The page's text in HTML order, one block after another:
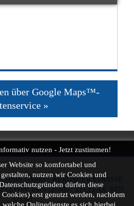
über Google Maps™-
GMBH /WERDAUER STRASSE 1
:0375 525105/TELEFAX
0375
525107
nutzen - Jetzt zustimmen!
Website so komfortabel und
nutzen wir Cookies und
dürfen diese
erst genutzt werden, nachdem